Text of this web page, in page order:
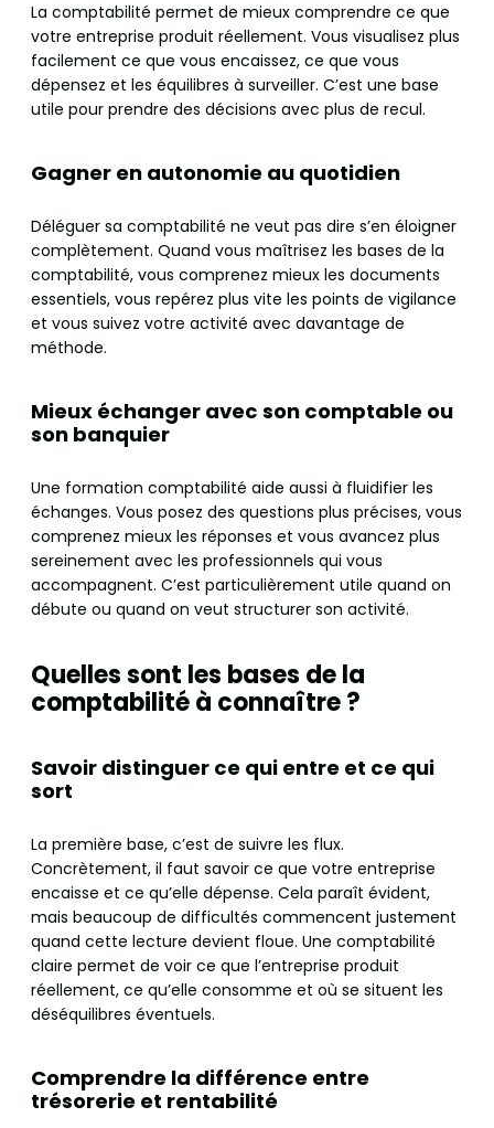
La comptabilité permet de mieux comprendre ce que
votre entreprise produit réellement. Vous visualisez plus
facilement ce que vous encaissez, ce que vous
dépensez et les équilibres à surveiller. C’est une base
utile pour prendre des décisions avec plus de recul.
Gagner en autonomie au quotidien
Déléguer sa comptabilité ne veut pas dire s’en éloigner
complètement. Quand vous maîtrisez les bases de la
comptabilité, vous comprenez mieux les documents
essentiels, vous repérez plus vite les points de vigilance
et vous suivez votre activité avec davantage de
méthode.
Mieux échanger avec son comptable ou
son banquier
Une formation comptabilité aide aussi à fluidifier les
échanges. Vous posez des questions plus précises, vous
comprenez mieux les réponses et vous avancez plus
sereinement avec les professionnels qui vous
accompagnent. C’est particulièrement utile quand on
débute ou quand on veut structurer son activité.
Quelles sont les bases de la
comptabilité à connaître ?
Savoir distinguer ce qui entre et ce qui
sort
La première base, c’est de suivre les flux.
Concrètement, il faut savoir ce que votre entreprise
encaisse et ce qu’elle dépense. Cela paraît évident,
mais beaucoup de difficultés commencent justement
quand cette lecture devient floue. Une comptabilité
claire permet de voir ce que l’entreprise produit
réellement, ce qu’elle consomme et où se situent les
déséquilibres éventuels.
Comprendre la différence entre
trésorerie et rentabilité